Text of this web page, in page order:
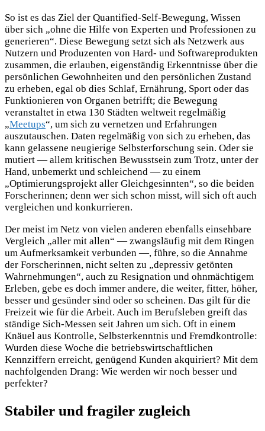
So ist es das Ziel der Quantified-Self-Bewegung, Wissen
über sich „ohne die Hilfe von Experten und Professionen zu
generieren“. Diese Bewegung setzt sich als Netzwerk aus
Nutzern und Produzenten von Hard- und Softwareprodukten
zusammen, die erlauben, eigenständig Erkenntnisse über die
persönlichen Gewohnheiten und den persönlichen Zustand
zu erheben, egal ob dies Schlaf, Ernährung, Sport oder das
Funktionieren von Organen betrifft; die Bewegung
veranstaltet in etwa 130 Städten weltweit regelmäßig
„Meetups“, um sich zu vernetzen und Erfahrungen
auszutauschen. Daten regelmäßig von sich zu erheben, das
kann gelassene neugierige Selbsterforschung sein. Oder sie
mutiert — allem kritischen Bewusstsein zum Trotz, unter der
Hand, unbemerkt und schleichend — zu einem
„Optimierungsprojekt aller Gleichgesinnten“, so die beiden
Forscherinnen; denn wer sich schon misst, will sich oft auch
vergleichen und konkurrieren.
Der meist im Netz von vielen anderen ebenfalls einsehbare
Vergleich „aller mit allen“ — zwangsläufig mit dem Ringen
um Aufmerksamkeit verbunden —, führe, so die Annahme
der Forscherinnen, nicht selten zu „depressiv getönten
Wahrnehmungen“, auch zu Resignation und ohnmächtigem
Erleben, gebe es doch immer andere, die weiter, fitter, höher,
besser und gesünder sind oder so scheinen. Das gilt für die
Freizeit wie für die Arbeit. Auch im Berufsleben greift das
ständige Sich-Messen seit Jahren um sich. Oft in einem
Knäuel aus Kontrolle, Selbsterkenntnis und Fremdkontrolle:
Wurden diese Woche die betriebswirtschaftlichen
Kennziffern erreicht, genügend Kunden akquiriert? Mit dem
nachfolgenden Drang: Wie werden wir noch besser und
perfekter?
Stabiler und fragiler zugleich